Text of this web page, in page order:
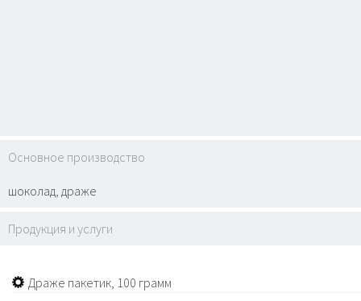
Основное производство
шоколад, драже
Продукция и услуги
Драже пакетик, 100 грамм